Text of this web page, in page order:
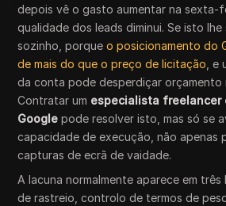
depois vê o gasto aumentar na sexta-
qualidade dos leads diminui. Se isto
sozinho, porqueo posicionamento do
de mais do que o preço de licitação ,
da conta pode desperdiçar orçamento
Contratar um especialista freelancer
Google pode resolver isto, mas só se
capacidade de execução, não apenas
capturas de ecrã de vaidade.
A lacuna normalmente aparece em
de rastreio, controlo de termos de